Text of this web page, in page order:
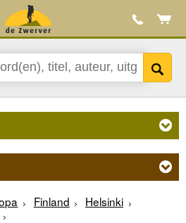
Finland
Helsinki